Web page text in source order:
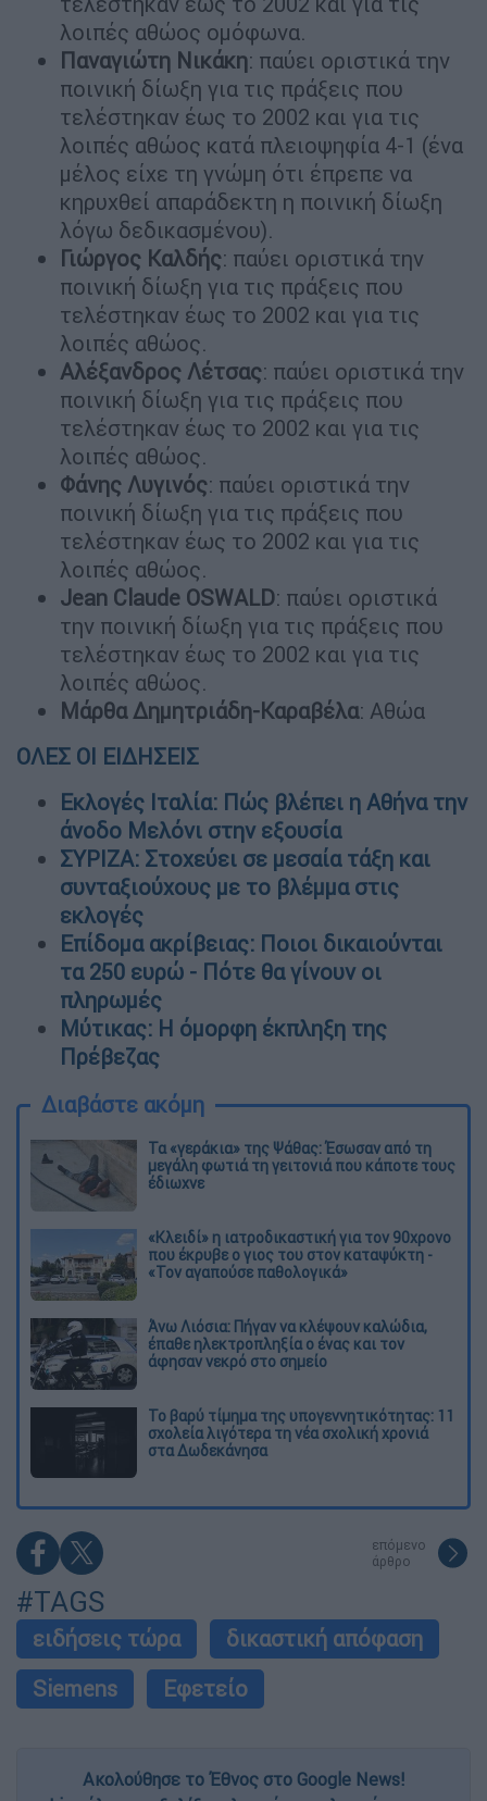
λοιπές αθώος ομόφωνα.
Παναγιώτη Νικάκη: παύει οριστικά την
ποινική δίωξη για τις πράξεις που
τελέστηκαν έως το 2002 και για τις
λοιπές αθώος κατά πλειοψηφία 4-1 (ένα
μέλος είχε τη γνώμη ότι έπρεπε να
κηρυχθεί απαράδεκτη η ποινική δίωξη
λόγω δεδικασμένου).
Γιώργος Καλδής: παύει οριστικά την
ποινική δίωξη για τις πράξεις που
τελέστηκαν έως το 2002 και για τις
λοιπές αθώος.
Αλέξανδρος Λέτσας: παύει οριστικά την
ποινική δίωξη για τις πράξεις που
τελέστηκαν έως το 2002 και για τις
λοιπές αθώος.
Φάνης Λυγινός: παύει οριστικά την
ποινική δίωξη για τις πράξεις που
τελέστηκαν έως το 2002 και για τις
λοιπές αθώος.
Jean Claude OSWALD: παύει οριστικά
την ποινική δίωξη για τις πράξεις που
τελέστηκαν έως το 2002 και για τις
λοιπές αθώος.
Μάρθα Δημητριάδη-Καραβέλα: Αθώα
ΟΛΕΣ ΟΙ ΕΙΔΗΣΕΙΣ
Εκλογές Ιταλία: Πώς βλέπει η Αθήνα την
άνοδο Μελόνι στην εξουσία
ΣΥΡΙΖΑ: Στοχεύει σε μεσαία τάξη και
συνταξιούχους με το βλέμμα στις
εκλογές
Επίδομα ακρίβειας: Ποιοι δικαιούνται
τα 250 ευρώ - Πότε θα γίνουν οι
πληρωμές
Μύτικας: Η όμορφη έκπληξη της
Πρέβεζας
Διαβάστε ακόμη
Τα «γεράκια» της Ψάθας: Έσωσαν από τη
μεγάλη φωτιά τη γειτονιά που κάποτε τους
έδιωχνε
«Κλειδί» η ιατροδικαστική για τον 90χρονο
που έκρυβε ο γιος του στον καταψύκτη -
«Τον αγαπούσε παθολογικά»
Άνω Λιόσια: Πήγαν να κλέψουν καλώδια,
έπαθε ηλεκτροπληξία ο ένας και τον
άφησαν νεκρό στο σημείο
Το βαρύ τίμημα της υπογεννητικότητας: 11
σχολεία λιγότερα τη νέα σχολική χρονιά
στα Δωδεκάνησα
επόμενο
άρθρο
#TAGS
ειδήσεις τώρα
δικαστική απόφαση
Siemens
Εφετείο
Ακολούθησε το Έθνος στο Google News!